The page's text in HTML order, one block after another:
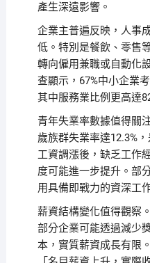
產生深遠影響。
企業主普遍反映，人事
低。特別是餐飲、零售
轉向僱用兼職或自動化
查顯示，67%中小企業
其中服務業比例更高達
青年失業率數據值得關
歲族群失業率達12.3%
工資調漲後，缺乏工作
度可能進一步提升。部
用具備即戰力的資深工
薪資結構變化值得觀察
部分企業可能透過減少
本，實質薪資成長有限